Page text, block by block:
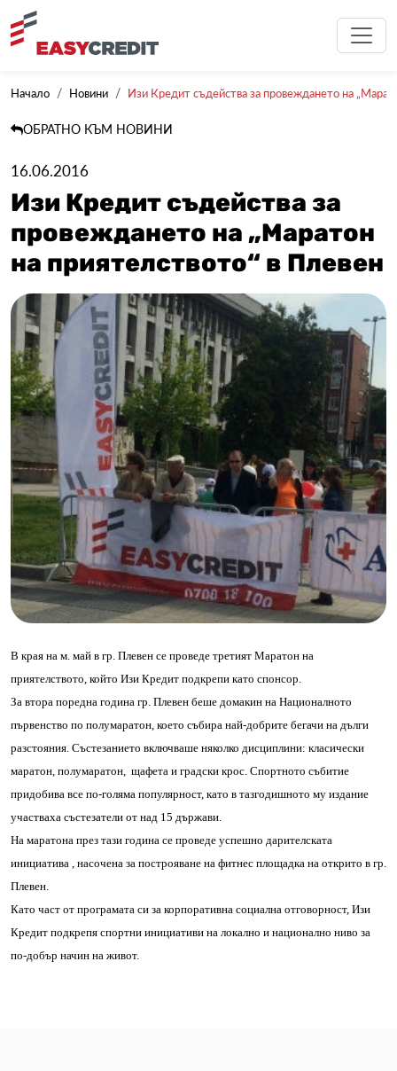
Начало Новини Изи Кредит съдейства за провеждането на
ОБРАТНО КЪМ НОВИНИ
16.06.2016
Изи Кредит съдейства за
провеждането на „Маратон
на приятелството“ в Плевен
В края на м. май в гр. Плевен се проведе третият Маратон на
приятелството, който Изи Кредит подкрепи като спонсор.
За втора поредна година гр. Плевен беше домакин на Националното
първенство по полумаратон, което събира най-добрите бегачи на дълги
разстояния. Състезанието включваше няколко дисциплини: класически
маратон, полумаратон, щафета и градски крос. Спортното събитие
придобива все по-голяма популярност, като в тазгодишното му издание
участваха състезатели от над 15 държави.
На маратона през тази година се проведе успешно дарителската
инициатива , насочена за построяване на фитнес площадка на открито в гр.
Плевен.
Като част от програмата си за корпоративна социална отговорност, Изи
Кредит подкрепя спортни инициативи на локално и национално ниво за
по-добър начин на живот.